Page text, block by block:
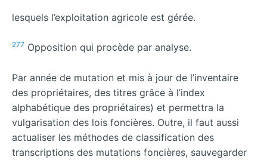
lesquels l’exploitation agricole est gérée.
277 Opposition qui procède par analyse.
Par année de mutation et mis à jour de l’inventaire
des propriétaires, des titres grâce à l’index
alphabétique des propriétaires) et permettra la
vulgarisation des lois foncières. Outre, il faut aussi
actualiser les méthodes de classification des
transcriptions des mutations foncières, sauvegarder